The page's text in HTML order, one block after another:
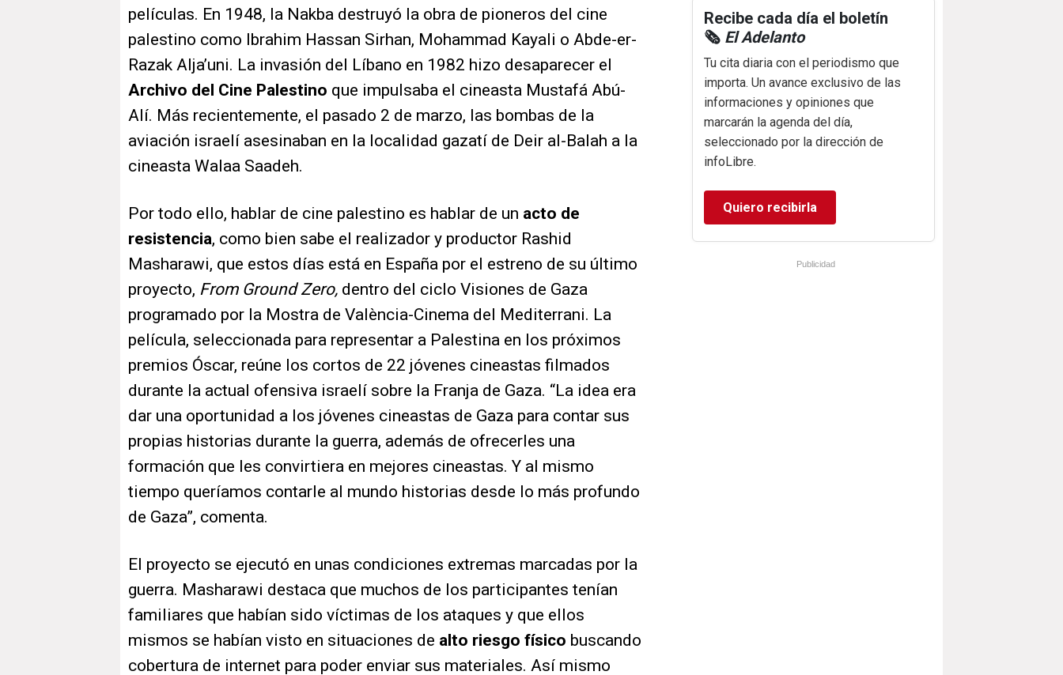
películas. En 1948, la Nakba destruyó la obra de pioneros del cine
palestino como Ibrahim Hassan Sirhan, Mohammad Kayali o Abde-er-
Razak Alja’uni. La invasión del Líbano en 1982 hizo desaparecer el
Archivo del Cine Palestino que impulsaba el cineasta Mustafá Abú-
Alí. Más recientemente, el pasado 2 de marzo, las bombas de la
aviación israelí asesinaban en la localidad gazatí de Deir al-Balah a la
cineasta Walaa Saadeh.
Por todo ello, hablar de cine palestino es hablar de un acto de
resistencia, como bien sabe el realizador y productor Rashid
Masharawi, que estos días está en España por el estreno de su último
proyecto, From Ground Zero, dentro del ciclo Visiones de Gaza
programado por la Mostra de València-Cinema del Mediterrani. La
película, seleccionada para representar a Palestina en los próximos
premios Óscar, reúne los cortos de 22 jóvenes cineastas filmados
durante la actual ofensiva israelí sobre la Franja de Gaza. “La idea era
dar una oportunidad a los jóvenes cineastas de Gaza para contar sus
propias historias durante la guerra, además de ofrecerles una
formación que les convirtiera en mejores cineastas. Y al mismo
tiempo queríamos contarle al mundo historias desde lo más profundo
de Gaza”, comenta.
El proyecto se ejecutó en unas condiciones extremas marcadas por la
guerra. Masharawi destaca que muchos de los participantes tenían
familiares que habían sido víctimas de los ataques y que ellos
mismos se habían visto en situaciones de alto riesgo físico buscando
cobertura de internet para poder enviar sus materiales. Así mismo
Recibe cada día el boletín
🗞️ El Adelanto
Tu cita diaria con el periodismo que
importa. Un avance exclusivo de las
informaciones y opiniones que
marcarán la agenda del día,
seleccionado por la dirección de
infoLibre.
Quiero recibirla
Publicidad